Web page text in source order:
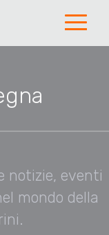
notizie, eventi
mondo della